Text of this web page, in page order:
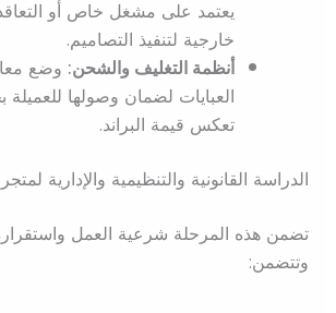
يعتمد على مشغل خاص أو
خارجية لتنفيذ التصاميم.
أنظمة التغليف والشحن:وضع
العبايات لضمان وصولها للعميلة
تعكس قيمة البراند.
الدراسة القانونية والتنظيمية والإدارية
تضمن هذه المرحلة شرعية العمل
وتتضمن: